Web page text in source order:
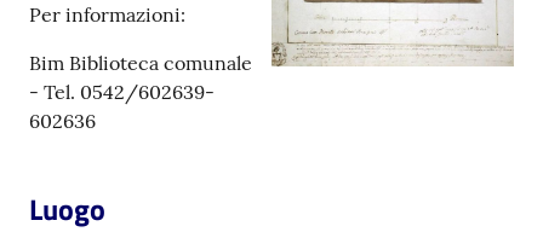
per
lettura
Per informazioni:
Bim Biblioteca comunale
- Tel. 0542/602639-
602636
Luogo